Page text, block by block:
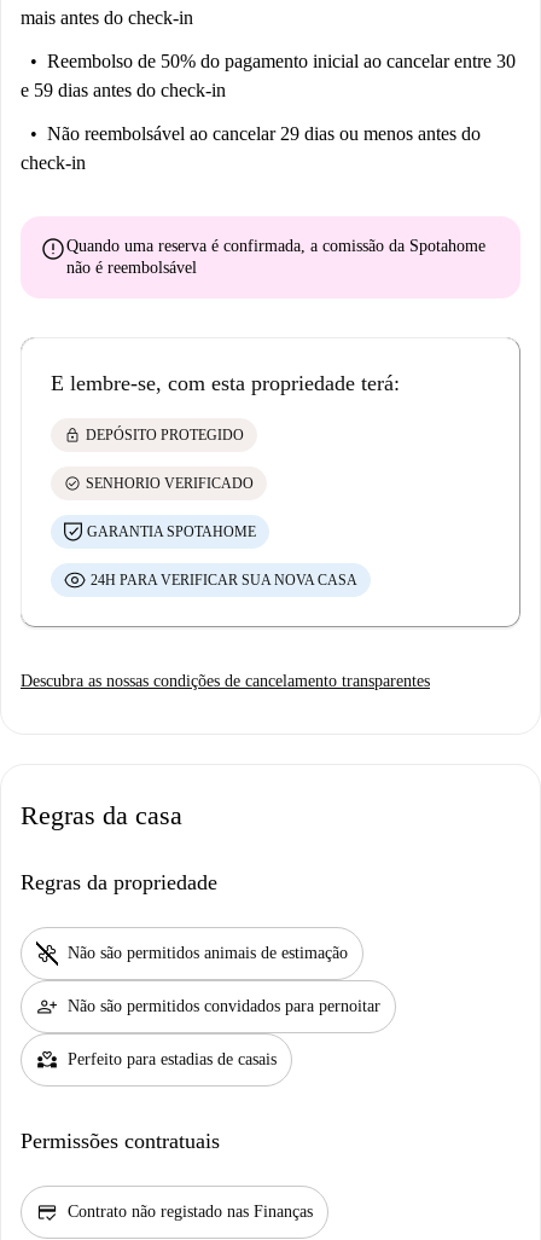
mais antes do check-in
Reembolso de 50% do pagamento inicial ao cancelar entre 30
e 59 dias antes do check-in
Não reembolsável ao cancelar 29 dias ou menos antes do
check-in
errorQuando uma reserva é confirmada, a comissão da Spotahome
não é reembolsável
E lembre-se, com esta propriedade terá:
lock DEPÓSITO PROTEGIDO
check_circle SENHORIO VERIFICADO
GARANTIA SPOTAHOME
24H PARA VERIFICAR SUA NOVA CASA
Descubra as nossas condições de cancelamento transparentes
Regras da casa
Regras da propriedade
pet_supplies Não são permitidos animais de estimação
person_add Não são permitidos convidados para pernoitar
partner_heart Perfeito para estadias de casais
Permissões contratuais
credit_score Contrato não registado nas Finanças